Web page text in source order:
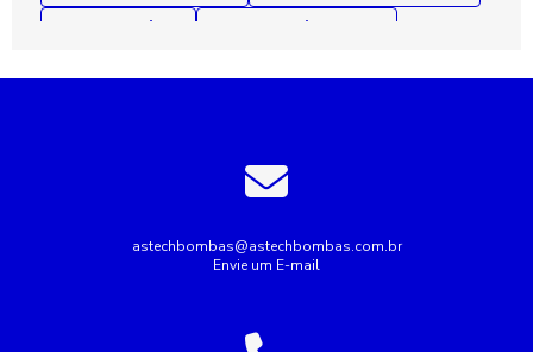
Bombas submersas
Conserto de bomba submersa
Conserto de bombas
Empresa de rebobinagem de motores
astechbombas@astechbombas.com.br
Envie um E-mail